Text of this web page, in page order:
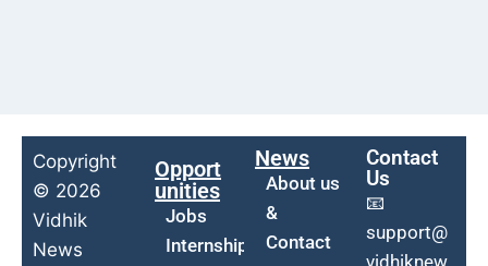
Copyright
© 2026
Vidhik
News
Opport
unities
Jobs
Internship
News
About us
&
Contact
Contact
Us
📧
support@